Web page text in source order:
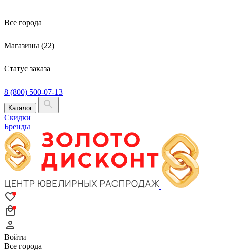
Все города
Магазины (22)
Статус заказа
8 (800) 500-07-13
Каталог
Скидки
Бренды
Войти
Все города